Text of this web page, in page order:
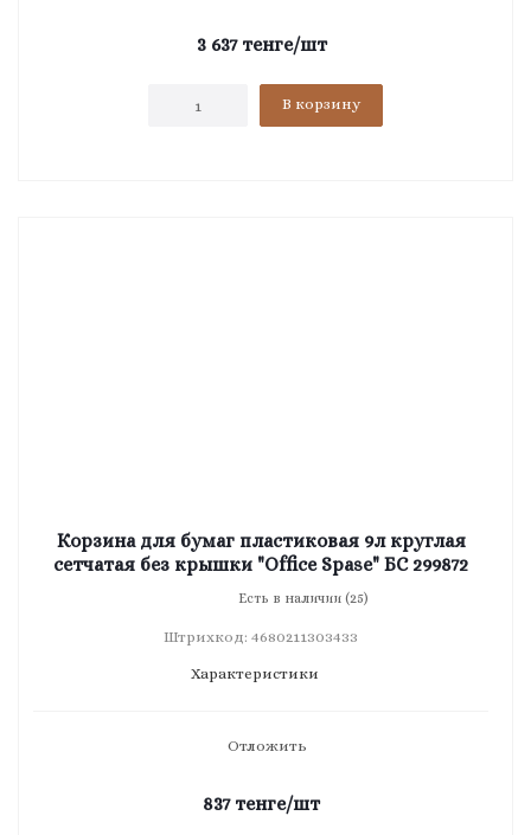
3 637тенге/шт
В корзину
Корзина для бумаг пластиковая 9л круглая
сетчатая без крышки "Office Spase" БС 299872
Есть в наличии (25)
Штрихкод: 4680211303433
Характеристики
Отложить
837тенге/шт